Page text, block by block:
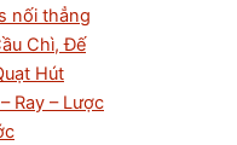
nối thẳng
Chì, Đế
Hút
Ray – Lược